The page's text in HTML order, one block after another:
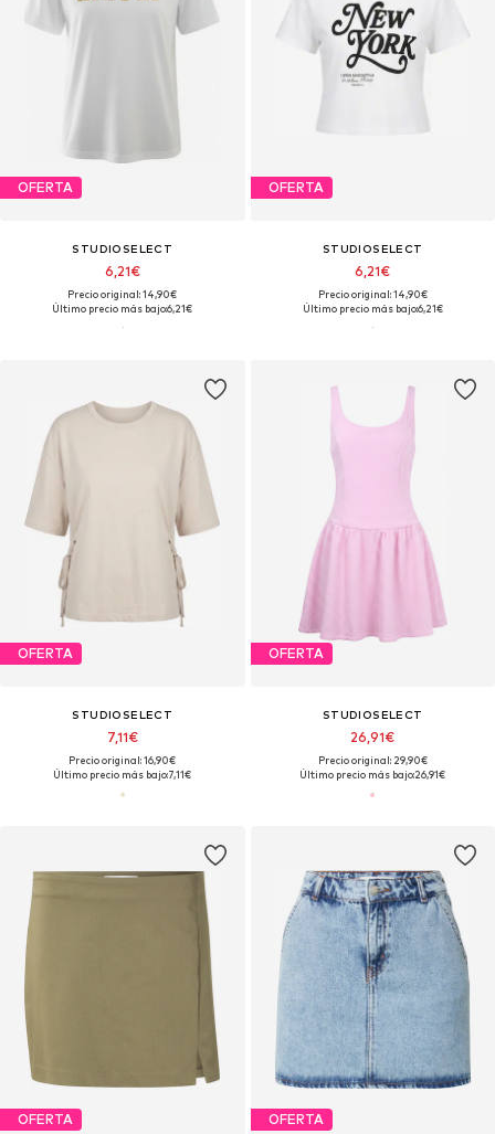
OFERTA
STUDIOSELECT
6,21€
Precio original: 14,90€
Último precio más bajo:6,21€
OFERTA
STUDIOSELECT
6,21€
Precio original: 14,90€
Último precio más bajo:6,21€
OFERTA
STUDIOSELECT
7,11€
Precio original: 16,90€
Último precio más bajo:7,11€
OFERTA
STUDIOSELECT
26,91€
Precio original: 29,90€
Último precio más bajo:26,91€
OFERTA OFERTA